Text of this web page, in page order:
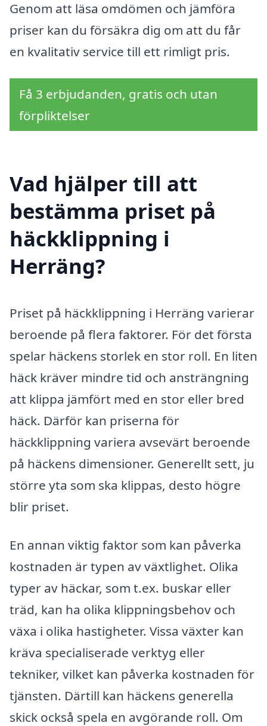
Genom att läsa omdömen och jämföra
priser kan du försäkra dig om att du får
en kvalitativ service till ett rimligt pris.
Få 3 erbjudanden, gratis och utan
förpliktelser
Vad hjälper till att
bestämma priset på
häckklippning i
Herräng?
Priset på häckklippning i Herräng varierar
beroende på flera faktorer. För det första
spelar häckens storlek en stor roll. En liten
häck kräver mindre tid och ansträngning
att klippa jämfört med en stor eller bred
häck. Därför kan priserna för
häckklippning variera avsevärt beroende
på häckens dimensioner. Generellt sett, ju
större yta som ska klippas, desto högre
blir priset.
En annan viktig faktor som kan påverka
kostnaden är typen av växtlighet. Olika
typer av häckar, som t.ex. buskar eller
träd, kan ha olika klippningsbehov och
växa i olika hastigheter. Vissa växter kan
kräva specialiserade verktyg eller
tekniker, vilket kan påverka kostnaden för
tjänsten. Därtill kan häckens generella
skick också spela en avgörande roll. Om